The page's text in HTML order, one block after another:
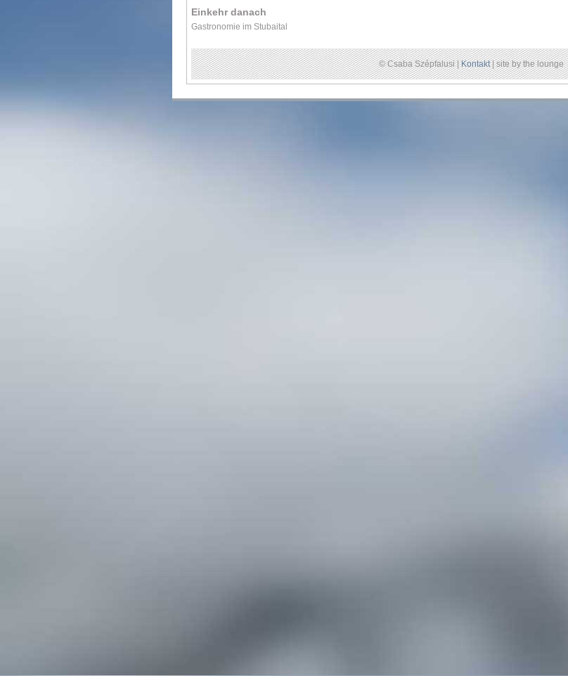
Einkehr danach
Gastronomie im Stubaital
© Csaba Szépfalusi |Kontakt| site by the lounge